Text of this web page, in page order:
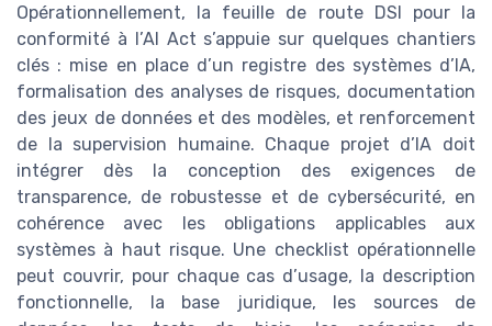
Opérationnellement, la feuille de route DSI pour la
conformité à l’AI Act s’appuie sur quelques chantiers
clés : mise en place d’un registre des systèmes d’IA,
formalisation des analyses de risques, documentation
des jeux de données et des modèles, et renforcement
de la supervision humaine. Chaque projet d’IA doit
intégrer dès la conception des exigences de
transparence, de robustesse et de cybersécurité, en
cohérence avec les obligations applicables aux
systèmes à haut risque. Une checklist opérationnelle
peut couvrir, pour chaque cas d’usage, la description
fonctionnelle, la base juridique, les sources de